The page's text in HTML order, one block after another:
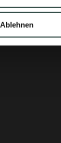
Ablehnen